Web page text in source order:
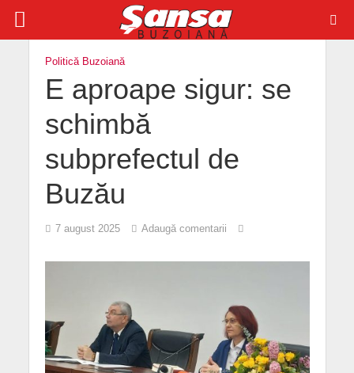
Politică Buzoiană
E aproape sigur: se
schimbă
subprefectul de
Buzău
7 august 2025 Adaugă comentarii